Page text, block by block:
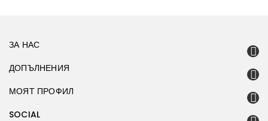
ЗА НАС
ДОПЪЛНЕНИЯ
МОЯТ ПРОФИЛ
SOCIAL